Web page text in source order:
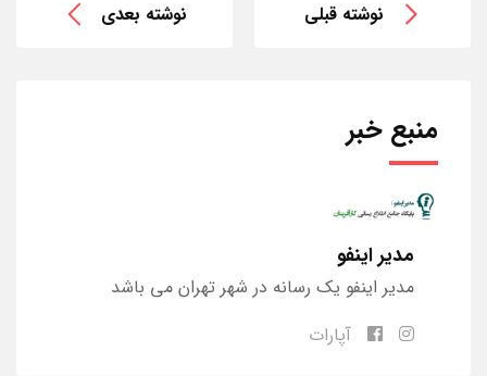
نوشته قبلی نوشته بعدی
منبع خبر
مدیر اینفو
مدیر اینفو یک رسانه در شهر تهران می باشد
آپارات